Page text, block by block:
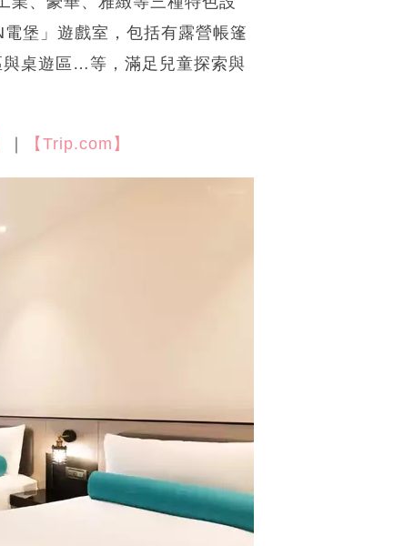
堡」遊戲室，包括有露營帳篷
桌遊區…等，滿足兒童探索與
【Trip.com】